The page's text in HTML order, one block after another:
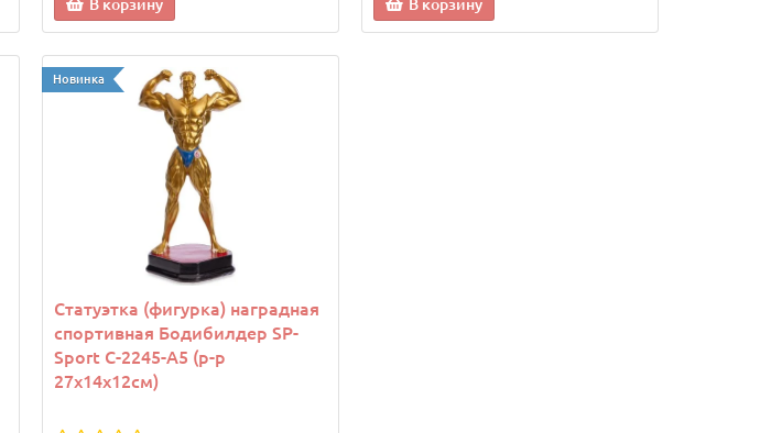
В корзину В корзину
Новинка
Статуэтка (фигурка) наградная
спортивная Бодибилдер SP-
Sport C-2245-A5 (р-р
27х14х12см)